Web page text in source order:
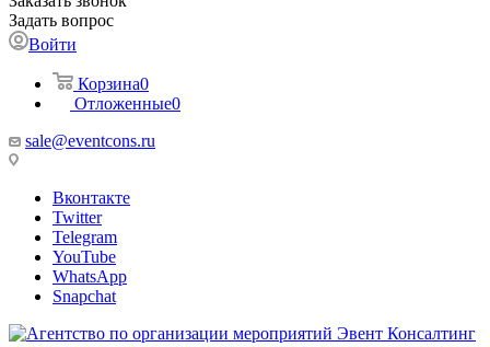
Задать вопрос
Войти
Корзина0
Отложенные0
sale@eventcons.ru
Вконтакте
Twitter
Telegram
YouTube
WhatsApp
Snapchat